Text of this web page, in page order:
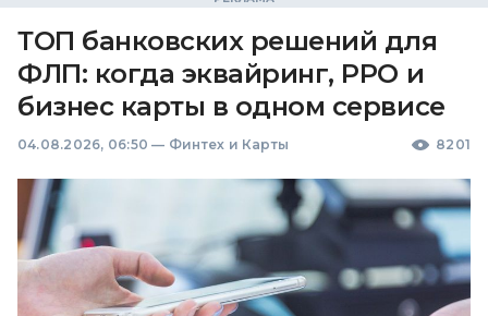
ТОП банковских решений для
ФЛП: когда эквайринг, РРО и
бизнес карты в одном сервисе
04.08.2026, 06:50 — Финтех и Карты 8201